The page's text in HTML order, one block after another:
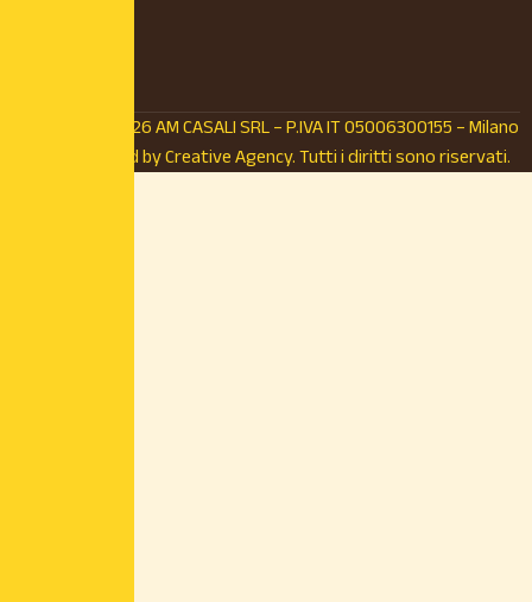
© Copyright 2026 AM CASALI SRL – P.IVA IT 05006300155 – Milano
(MI) – Powered byCreative Agency.Tutti i diritti sono riservati.